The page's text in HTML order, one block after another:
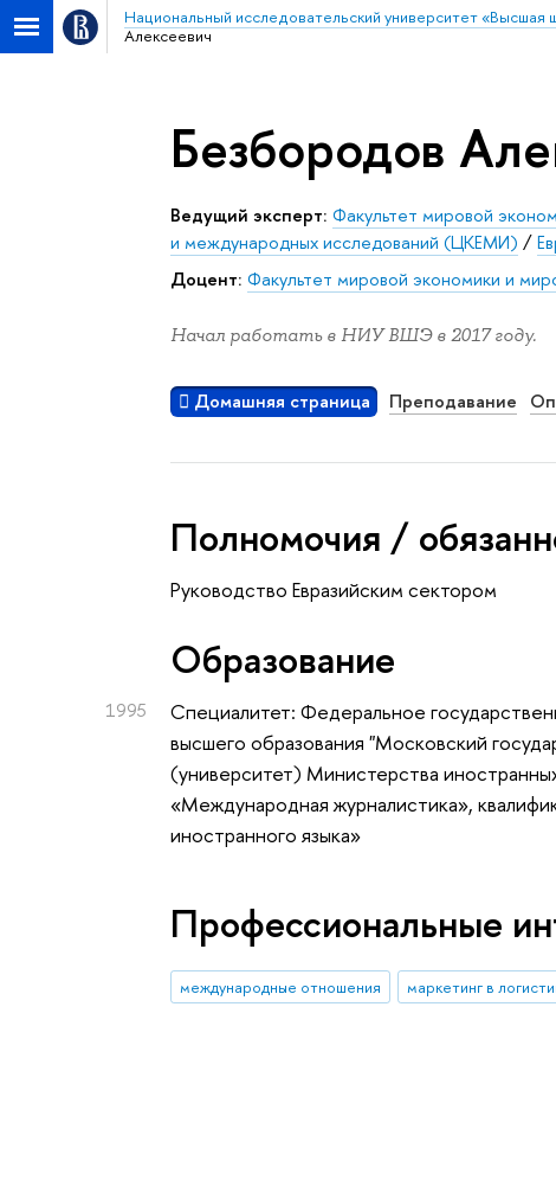
Национальный исследовательский университет «Высшая
Алексеевич
Безбородов
Ведущий эксперт: Факультет мировой
и международных исследований (ЦКЕМИ) /
Доцент: Факультет мировой экономики и
Начал работать в НИУ ВШЭ в 2017 году.
Домашняя страница Преподавание
Полномочия /
Руководство Евразийским сектором
Oбразование
1995
Специалитет: Федеральное
высшего образования "Московский
(университет) Министерства
«Международная журналистика»,
иностранного языка»
Профессиональные
международные отношения маркетинг в